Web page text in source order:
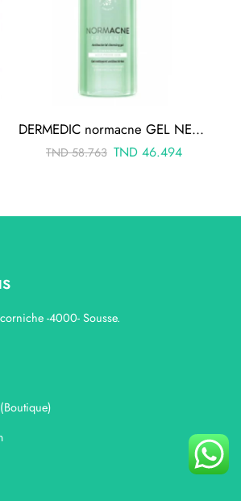
DERMEDIC normacne GEL NETTOYANT 500ml
TND58.763 TND 46.494
-4000- Sousse.